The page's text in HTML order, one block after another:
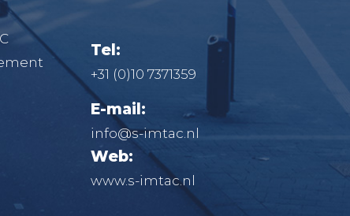
Tel:
+31 (0)10 7371359
E-mail:
info@s-imtac.nl
Web:
www.s-imtac.nl